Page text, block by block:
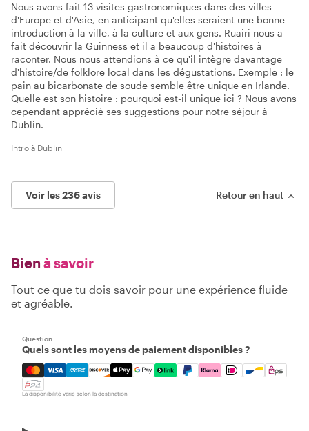
Nous avons fait 13 visites gastronomiques dans des villes
d'Europe et d'Asie, en anticipant qu'elles seraient une bonne
introduction à la ville, à la culture et aux gens. Ruairi nous a
fait découvrir la Guinness et il a beaucoup d'histoires à
raconter. Nous nous attendions à ce qu'il intègre davantage
d'histoire/de folklore local dans les dégustations. Exemple : le
pain au bicarbonate de soude semble être unique en Irlande.
Quelle est son histoire : pourquoi est-il unique ici ? Nous avons
cependant apprécié ses suggestions pour notre séjour à
Dublin.
Intro à Dublin
Voir les 236 avis Retour en haut
Bien à savoir
Tout ce que tu dois savoir pour une expérience fluide
et agréable.
Question
Quels sont les moyens de paiement disponibles ?
Mastercard, Visa, Amex, Discover, Apple Pay, Google
La disponibilité varie selon la destination